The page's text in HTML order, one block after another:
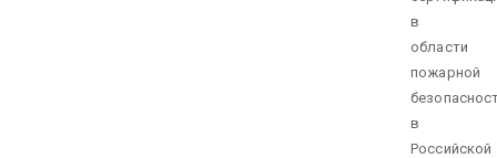
в
области
пожарной
в
Российской